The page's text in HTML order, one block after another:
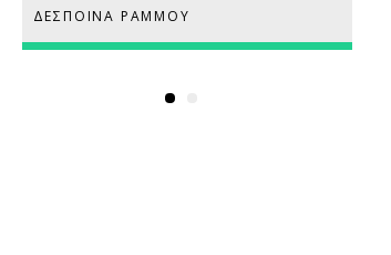
ΔΕΣΠΟΙΝΑ ΡΑΜΜΟΥ